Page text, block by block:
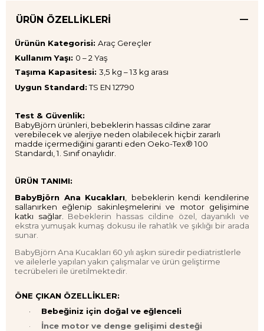
ÜRÜN ÖZELLIKLERI
Ürünün Kategorisi: Araç Gereçler
Kullanım Yaşı: 0 – 2 Yaş
Taşıma Kapasitesi: 3,5 kg – 13 kg arası
Uygun Standard:TS EN 12790
Test & Güvenlik:
BabyBjörn ürünleri, bebeklerin hassas cildine zarar
verebilecek ve alerjiye neden olabilecek hiçbir zararlı
madde içermediğini garanti eden Oeko-Tex® 100
Standardı, 1. Sınıf onaylıdır.
ÜRÜN TANIMI:
BabyBjörn Ana Kucakları
bebeklerin kendi kendilerine
sallanırken eğlenip sakinleşmelerini ve motor gelişimine
katkı sağlar.
Bebeklerin hassas cildine özel, dayanıklı ve
ekstra yumuşak kumaş dokusu ile rahatlık ve şıklığı bir arada
sunar.
BabyBjörn Ana Kucakları 60 yılı aşkın süredir pediatristlerle
ve ailelerle yapılan yakın çalışmalar ve ürün geliştirme
tecrübeleri ile üretilmektedir.
ÖNE ÇIKAN ÖZELLİKLER:
·
Bebeğiniz için doğal ve eğlenceli
·
İnce motor ve denge gelişimi desteği